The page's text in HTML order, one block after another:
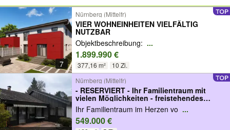
Merkliste
Nachrichten
Anzeige aufgeben
7
Nürnberg (Mittelfr)
VIER WOHNEINHEITEN VIELFÄLTIG
NUTZBAR
Objektbeschreibung: ...
1.899.990 €
377,16 m² 10 Zi.
Nürnberg (Mittelfr)
- RESERVIERT - Ihr Familientraum mit
vielen Möglichkeiten - freistehendes
Einfamilienhaus im Herzen von Altenfurt
Ihr Familientraum im Herzen vo ...
549.000 €